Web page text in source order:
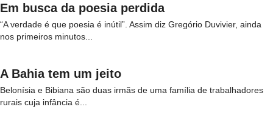
Em busca da poesia perdida
“A verdade é que poesia é inútil”. Assim diz Gregório Duvivier, ainda
nos primeiros minutos...
A Bahia tem um jeito
Belonísia e Bibiana são duas irmãs de uma família de trabalhadores
rurais cuja infância é...